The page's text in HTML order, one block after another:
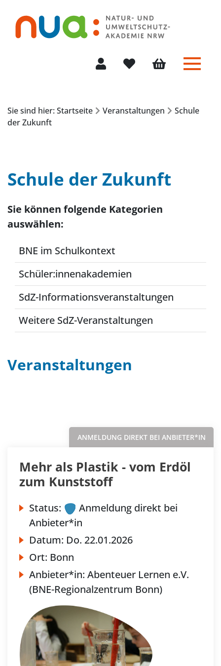
Menü
Sie sind hier: Startseite Veranstaltungen
Schule
der Zukunft
Schule der Zukunft
Sie können folgende Kategorien
auswählen:
BNE im Schulkontext
Schüler:innenakademien
SdZ-Informationsveranstaltungen
Weitere SdZ-Veranstaltungen
Veranstaltungen
ANMELDUNG DIREKT BEI ANBIETER*IN
Mehr als Plastik - vom Erdöl
zum Kunststoff
Status:
Anmeldung direkt bei
Anbieter*in
Datum: Do. 22.01.2026
Ort: Bonn
Anbieter*in: Abenteuer Lernen e.V.
(BNE-Regionalzentrum Bonn)